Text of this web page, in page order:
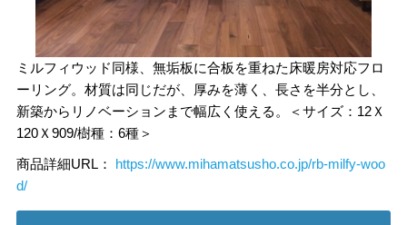
ミルフィウッド同様、無垢板に合板を重ねた床暖房対応フロ
ーリング。材質は同じだが、厚みを薄く、長さを半分とし、
新築からリノベーションまで幅広く使える。＜サイズ：12Ｘ
120Ｘ909/樹種：6種＞
商品詳細URL： https://www.mihamatsusho.co.jp/rb-milfy-woo
d/